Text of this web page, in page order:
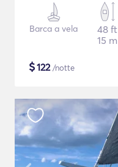
Barca a vela
48 ft
15 m
$122/notte